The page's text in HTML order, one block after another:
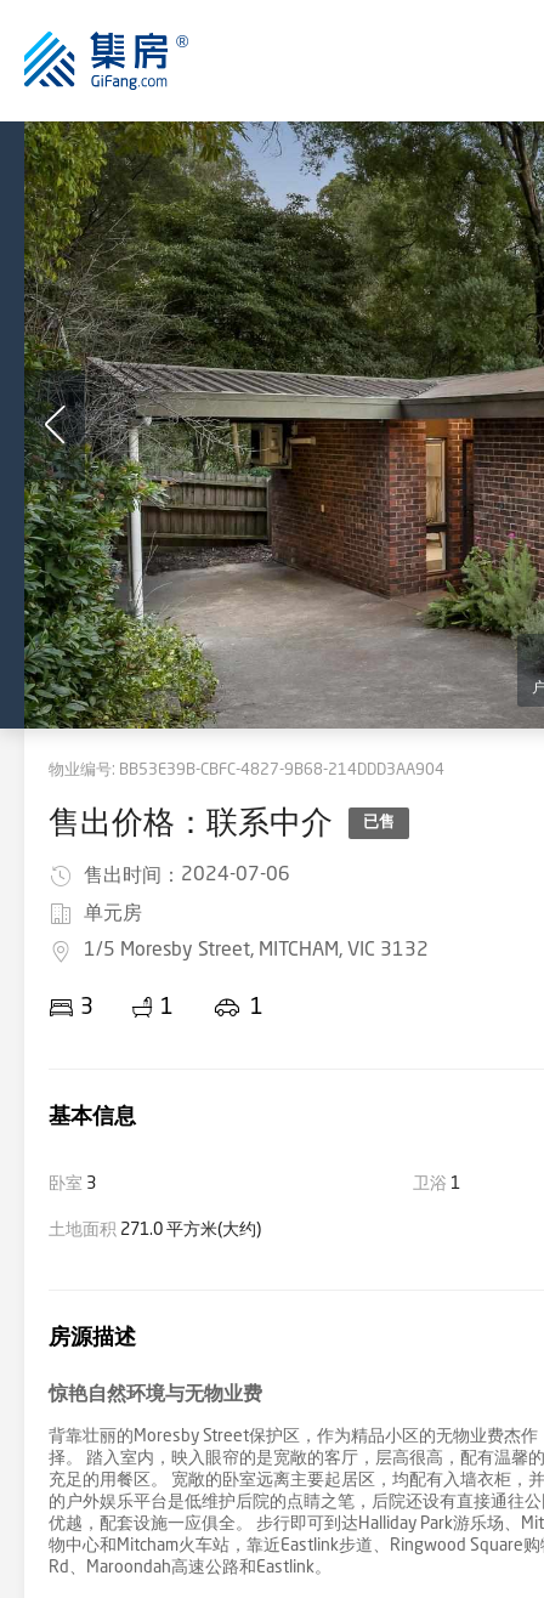
物业编号: BB53E39B-CBFC-4827-9B68-214DDD3AA904
售出价格：联系中介 已售
售出时间： 2024-07-06
单元房
1/5 Moresby Street, MITCHAM, VIC 3132
3 1 1
基本信息
卧室 3 卫浴 1
土地面积 271.0 平方米(大约)
房源描述
惊艳自然环境与无物业费
背靠壮丽的Moresby Street保护区，作为精品小区的无物业费杰
择。 踏入室内，映入眼帘的是宽敞的客厅，层高很高，配有温馨
充足的用餐区。 宽敞的卧室远离主要起居区，均配有入墙衣柜，
的户外娱乐平台是低维护后院的点睛之笔，后院还设有直接通往
优越，配套设施一应俱全。 步行即可到达Halliday Park游乐场、
物中心和Mitcham火车站，靠近Eastlink步道、Ringwood Square
Rd、Maroondah高速公路和Eastlink。